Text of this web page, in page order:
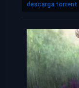
descarga torrent